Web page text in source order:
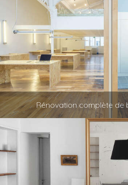
Rénovation complète de